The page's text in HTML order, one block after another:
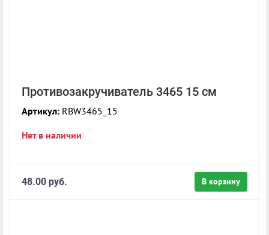
Противозакручиватель 3465 15 см
Артикул: RBW3465_15
Нет в наличии
В корзину
48.00 руб.